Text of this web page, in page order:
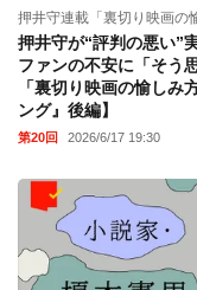
押井守連載「裏切り映画の
押井守が“評判の悪い”
ファンの不安に「そう
「裏切り映画の愉しみ
ング』後編】
第20回 2026/6/17 19:30